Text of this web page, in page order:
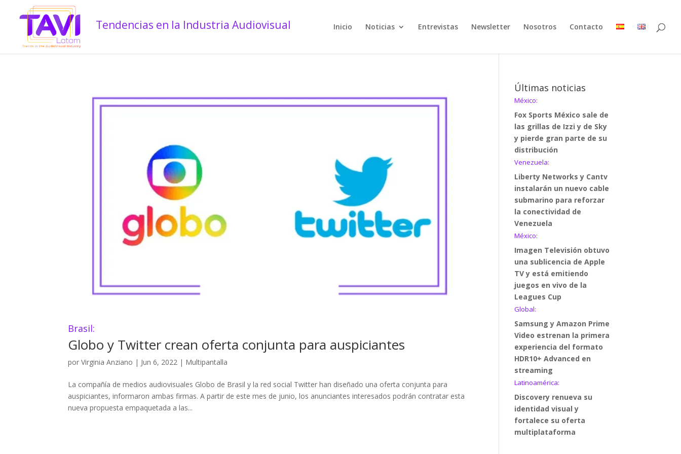
Inicio Noticias Entrevistas Newsletter Nosotros Contacto
Brasil:
Globo y Twitter crean oferta conjunta para auspiciantes
porVirginia Anziano | Jun 6, 2022 | Multipantalla
La compañía de medios audiovisuales Globo de Brasil y la red social Twitter han diseñado una oferta conjunta para
auspiciantes, informaron ambas firmas. A partir de este mes de junio, los anunciantes interesados podrán contratar esta
nueva propuesta empaquetada a las...
Últimas noticias
México:
Fox Sports México sale de
las grillas de Izzi y de Sky
y pierde gran parte de su
distribución
Venezuela:
Liberty Networks y Cantv
instalarán un nuevo cable
submarino para reforzar
la conectividad de
Venezuela
México:
Imagen Televisión obtuvo
una sublicencia de Apple
TV y está emitiendo
juegos en vivo de la
Leagues Cup
Global:
Samsung y Amazon Prime
Video estrenan la primera
experiencia del formato
HDR10+ Advanced en
streaming
Latinoamérica:
Discovery renueva su
identidad visual y
fortalece su oferta
multiplataforma